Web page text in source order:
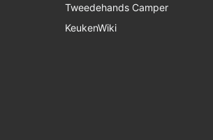
Tweedehands Camper
KeukenWiki